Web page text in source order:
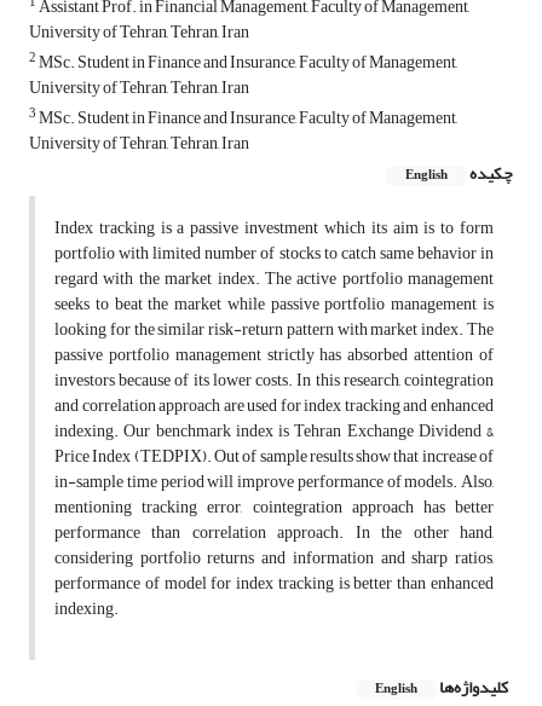
Assistant Prof. in Financial Management, Faculty of Management,
University of Tehran, Tehran, Iran
2MSc. Student in Finance and Insurance, Faculty of Management,
University of Tehran, Tehran, Iran
3MSc. Student in Finance and Insurance, Faculty of Management,
University of Tehran, Tehran, Iran
چکیده
English
Index tracking is a passive investment which its aim is to form
portfolio with limited number of stocks to catch same behavior in
regard with the market index. The active portfolio management
seeks to beat the market while passive portfolio management is
looking for the similar risk-return pattern with market index. The
passive portfolio management strictly has absorbed attention of
investors because of its lower costs. In this research, cointegration
and correlation approach are used for index tracking and enhanced
indexing. Our benchmark index is Tehran Exchange Dividend &
Price Index (TEDPIX). Out of sample results show that increase of
in-sample time period will improve performance of models. Also,
mentioning tracking error, cointegration approach has better
performance than correlation approach. In the other hand,
considering portfolio returns and information and sharp ratios,
performance of model for index tracking is better than enhanced
indexing.
کلیدواژه‌ها English